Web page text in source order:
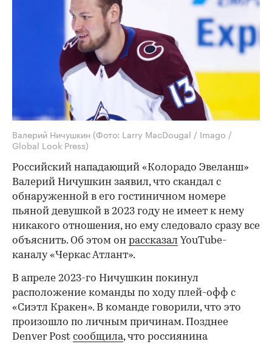
Валерий Ничушкин (Фото: Larry MacDougal / Imago /
Global Look Press)
Российский нападающий «Колорадо Эвеланш»
Валерий Ничушкин заявил, что скандал с
обнаруженной в его гостиничном номере
пьяной девушкой в 2023 году не имеет к нему
никакого отношения, но ему следовало сразу все
объяснить. Об этом он рассказал YouTube-
каналу «Черкас Атлант».
В апреле 2023-го Ничушкин покинул
расположение команды по ходу плей-офф с
«Сиэтл Кракен». В команде говорили, что это
произошло по личным причинам. Позднее
Denver Post сообщила, что россиянина